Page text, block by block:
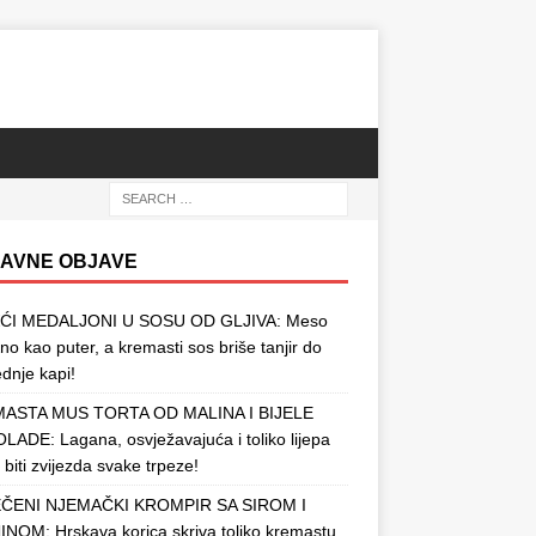
OBJAVE
MEDALJONI U SOSU OD GLJIVA: Meso
kao puter, a kremasti sos briše tanjir do
kapi!
MUS TORTA OD MALINA I BIJELE
Lagana, osvježavajuća i toliko lijepa
biti zvijezda svake trpeze!
NJEMAČKI KROMPIR SA SIROM I
Hrskava korica skriva toliko kremastu